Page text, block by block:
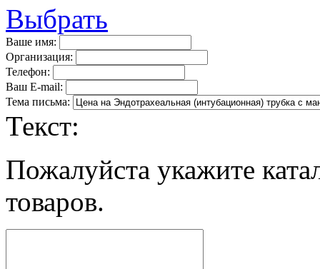
Выбрать
Ваше имя:
Организация:
Телефон:
Ваш E-mail:
Тема письма:
Текст:
Пожалуйста укажите
товаров.